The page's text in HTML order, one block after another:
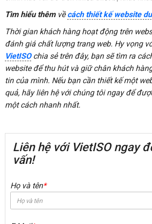
Tìm hiểu thêmvềcách thiết kế website
Thời gian khách hàng hoạt động trên
đánh giá chất lượng trang web. Hy vọng
VietISOchia sẻ trên đây, bạn sẽ tìm ra
website để thu hút và giữ chân khách
tin của mình. Nếu bạn cần thiết kế một
quả, hãy liên hệ với chúng tôi ngay để
một cách nhanh nhất.
Liên hệ với VietISO ngay
vấn!
Họ và tên*